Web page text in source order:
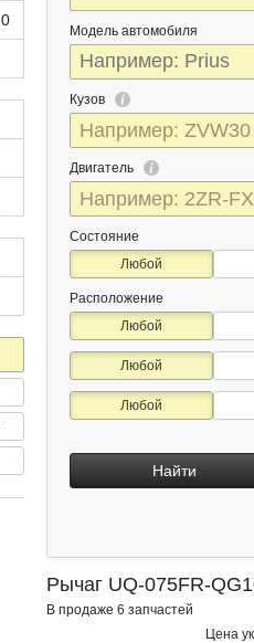
Модель автомобиля
Кузов
Двигатель
Состояние
Любой
Расположение
Любой
Любой
Любой
Найти
Рычаг UQ-075FR-
В продаже 6 запчастей
Цена
0